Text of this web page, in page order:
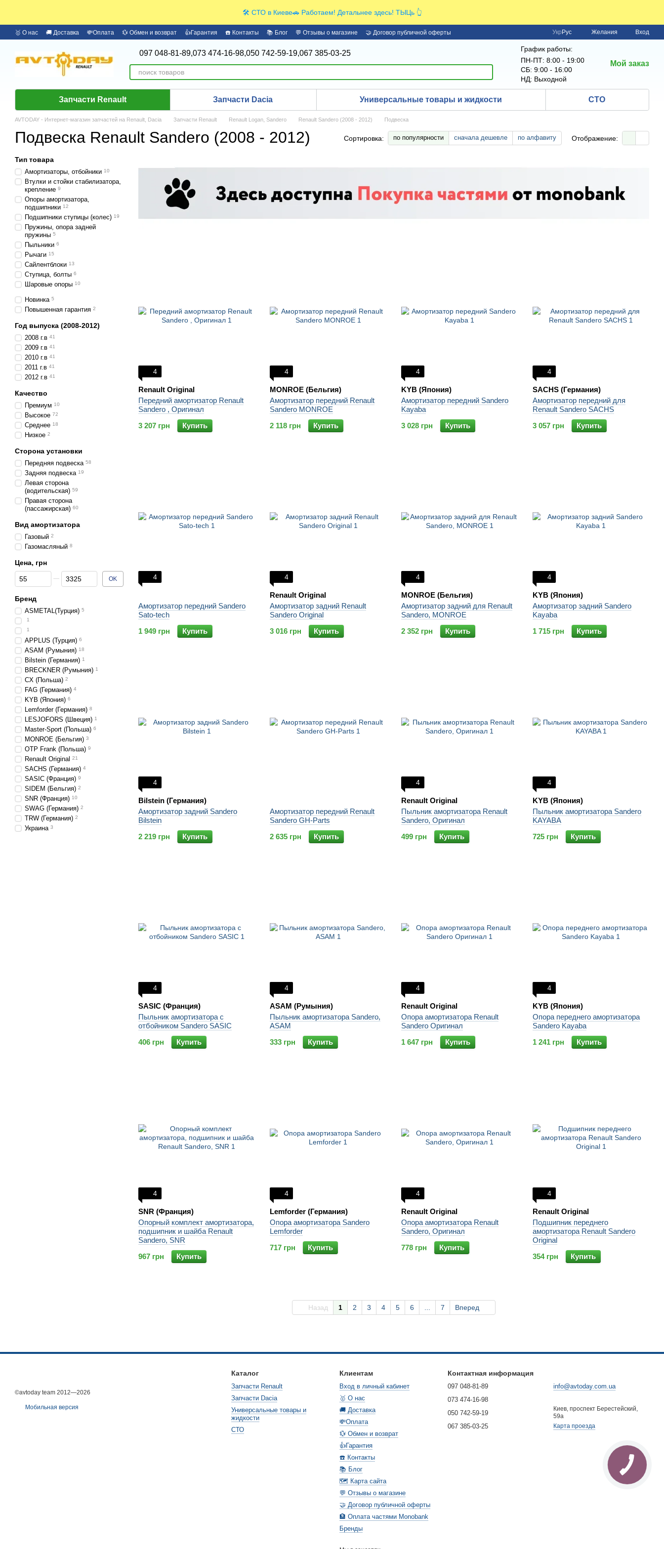
🛠️ СТО в Киеве🚗 Работаем! Детальнее здесь! ТЫЦь 👆
🥇 О нас 🚚 Доставка 💸Оплата 💱 Обмен и возврат 👍Гарантия ☎️ Контакты 📚 Блог 💬 Отзывы о магазине
🤝 Договор публичной оферты
Укр Рус Желания Вход
097 048-81-89,073 474-16-98,050 742-59-19,067 385-03-25
График работы:
ПН-ПТ: 8:00 - 19:00
СБ: 9:00 - 16:00
НД: Выходной
Мой заказ
Запчасти Renault Запчасти Dacia Универсальные товары и жидкости СТО
AVTODAY - Интернет-магазин запчастей на Renault, Dacia Запчасти Renault Renault Logan, Sandero Renault Sandero (2008 - 2012) Подвеска
Подвеска Renault Sandero (2008 - 2012) Сортировка: по популярности сначала дешевле по алфавиту Отображение:
4
Renault Original
Передний амортизатор Renault
Sandero , Оригинал
3 207 грн
Купить
4
MONROE (Бельгия)
Амортизатор передний Renault
Sandero MONROE
2 118 грн
Купить
4
KYB (Япония)
Амортизатор передний Sandero
Kayaba
3 028 грн
Купить
4
SACHS (Германия)
Амортизатор передний для
Renault Sandero SACHS
3 057 грн
Купить
4
Амортизатор передний Sandero
Sato-tech
1 949 грн
Купить
4
Renault Original
Амортизатор задний Renault
Sandero Original
3 016 грн
Купить
4
MONROE (Бельгия)
Амортизатор задний для Renault
Sandero, MONROE
2 352 грн
Купить
4
KYB (Япония)
Амортизатор задний Sandero
Kayaba
1 715 грн
Купить
4
Bilstein (Германия)
Амортизатор задний Sandero
Bilstein
2 219 грн
Купить
Амортизатор передний Renault
Sandero GH-Parts
2 635 грн
Купить
4
Renault Original
Пыльник амортизатора Renault
Sandero, Оригинал
499 грн
Купить
4
KYB (Япония)
Пыльник амортизатора Sandero
KAYABA
725 грн
Купить
4
SASIC (Франция)
Пыльник амортизатора с
отбойником Sandero SASIC
406 грн
Купить
4
ASAM (Румыния)
Пыльник амортизатора Sandero,
ASAM
333 грн
Купить
4
Renault Original
Опора амортизатора Renault
Sandero Оригинал
1 647 грн
Купить
4
KYB (Япония)
Опора переднего амортизатора
Sandero Kayaba
1 241 грн
Купить
4
SNR (Франция)
Опорный комплект амортизатора,
подшипник и шайба Renault
Sandero, SNR
967 грн
Купить
4
Lemforder (Германия)
Опора амортизатора Sandero
Lemforder
717 грн
Купить
4
Renault Original
Опора амортизатора Renault
Sandero, Оригинал
778 грн
Купить
4
Renault Original
Подшипник переднего
амортизатора Renault Sandero
Original
354 грн
Купить
Назад 1 2 3 4 5 6 7 Вперед
Тип товара
Амортизаторы, отбойники 10
Втулки и стойки стабилизатора,
крепление 9
Опоры амортизатора,
подшипники 12
Подшипники ступицы (колес) 19
Пружины, опора задней
пружины 5
Пыльники 6
Рычаги 15
Сайлентблоки 13
Ступица, болты 6
Шаровые опоры 10
Новинка 5
Повышенная гарантия 2
Год выпуска (2008-2012)
2008 г.в 41
2009 г.в 41
2010 г.в 41
2011 г.в 41
2012 г.в 41
Качество
Премиум 10
Высокое 72
Среднее 18
Низкое 2
Сторона установки
Передняя подвеска 58
Задняя подвеска 19
Левая сторона
(водительская) 59
Правая сторона
(пассажирская) 60
Вид амортизатора
Газовый 2
Газомасляный 8
Цена, грн
От Цена, грн
До Цена, грн OK
Бренд
ASMETAL(Турция) 5
1
1
APPLUS (Турция) 6
ASAM (Румыния) 18
Bilstein (Германия) 1
BRECKNER (Румыния) 1
CX (Польша) 2
FAG (Германия) 4
KYB (Япония) 6
Lemforder (Германия) 8
LESJOFORS (Швеция) 1
Master-Sport (Польша) 6
MONROE (Бельгия) 3
OTP Frank (Польша) 9
Renault Original 21
SACHS (Германия) 4
SASIC (Франция) 9
SIDEM (Бельгия) 2
SNR (Франция) 10
SWAG (Германия) 2
TRW (Германия) 2
Украина 3
©avtoday team 2012—2026
Мобильная версия
Каталог
Запчасти Renault
Запчасти Dacia
Универсальные товары и
жидкости
СТО
Клиентам
Вход в личный кабинет
🥇 О нас
🚚 Доставка
💸Оплата
💱 Обмен и возврат
👍Гарантия
☎️ Контакты
📚 Блог
🗺️ Карта сайта
💬 Отзывы о магазине
🤝 Договор публичной оферты
🏦 Оплата частями Monobank
Бренды
Контактная информация
097 048-81-89
073 474-16-98
050 742-59-19
067 385-03-25
info@avtoday.com.ua
Киев, проспект Берестейский,
59а
Карта проезда